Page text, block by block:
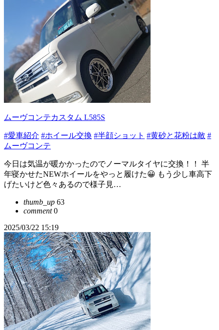
ムーヴコンテカスタム L585S
#愛車紹介 #ホイール交換 #半顔ショット #黄砂と花粉は敵 #
ムーヴコンテ
今日は気温が暖かかったのでノーマルタイヤに交換！！ 半
年寝かせたNEWホイールをやっと履けた😀 もう少し車高下
げたいけど色々あるので様子見…
thumb_up 63
comment0
2025/03/22 15:19